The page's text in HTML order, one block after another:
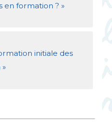
en formation ? »
initiale des
»